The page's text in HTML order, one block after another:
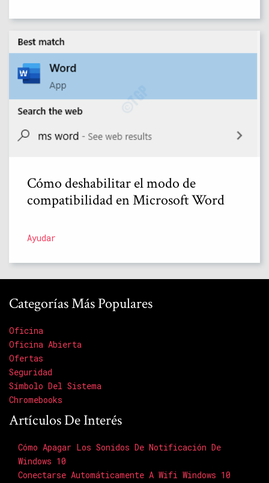
Cómo deshabilitar el modo de
compatibilidad en Microsoft Word
Ayudar
Categorías Más Populares
Oficina
Oficina Abierta
Ofertas
Seguridad
Símbolo Del Sistema
Chromebooks
Artículos De Interés
Cómo Apagar Los Sonidos De Notificación De
Windows 10
Conectarse Automáticamente A Wifi Windows 10